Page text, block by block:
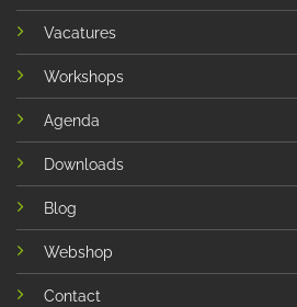
Vacatures
Workshops
Agenda
Downloads
Blog
Webshop
Contact